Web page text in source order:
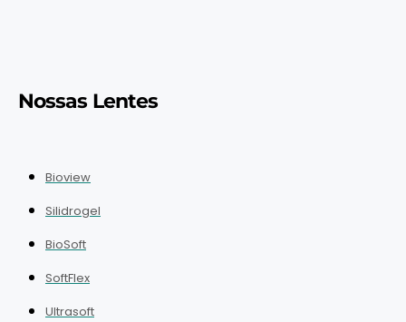
Nossas Lentes
Bioview
Silidrogel
BioSoft
SoftFlex
Ultrasoft